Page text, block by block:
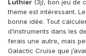
Luthier (3j), bon jeu de
theme est intéressant.
bonne idée. Tout
d’instruments dans les
ferais une autre, mais
Galactic Cruise que